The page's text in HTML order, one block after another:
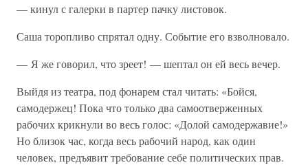
— кинул с галерки в партер пачку листовок.
Саша торопливо спрятал одну. Событие его взволновало.
— Я же говорил, что зреет! — шептал он ей весь вечер.
Выйдя из театра, под фонарем стал читать: «Бойся,
самодержец! Пока что только два самоотверженных
рабочих крикнули во весь голос: «Долой самодержавие!»
Но близок час, когда весь рабочий народ, как один
человек, предъявит требование себе политических прав.